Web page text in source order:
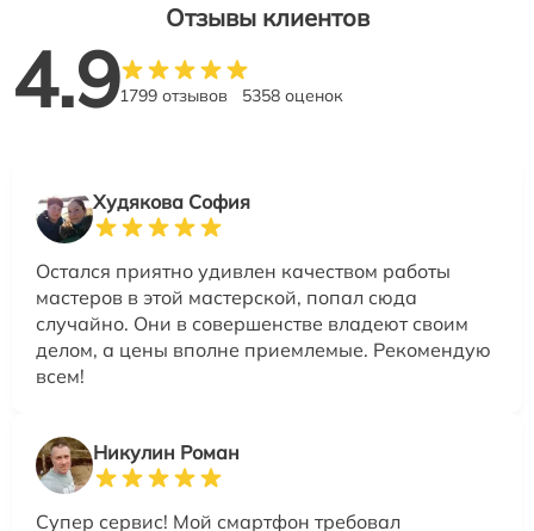
Отзывы клиентов
4.91799 отзывов 5358 оценок
Худякова София
Остался приятно удивлен качеством работы
мастеров в этой мастерской, попал сюда
случайно. Они в совершенстве владеют своим
делом, а цены вполне приемлемые. Рекомендую
всем!
Никулин Роман
Супер сервис! Мой смартфон требовал